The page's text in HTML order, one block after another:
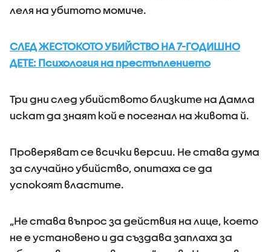
леля на убитото момиче.
СЛЕД ЖЕСТОКОТО УБИЙСТВО НА 7-ГОДИШНО
ДЕТЕ: Психология на престъплението
Три дни след убийството близките на Дамла
искат да знаят кой е посегнал на живота й.
Проверяват се всички версии. Не става дума
за случайно убийство, опитаха се да
успокоят властите.
„Не става въпрос за действия на лице, което
не е установено и да създава заплаха за